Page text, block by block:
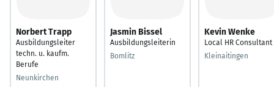
Norbert Trapp
Ausbildungsleiter
techn. u. kaufm.
Berufe
Neunkirchen
Jasmin Bissel
Ausbildungsleiterin
Bomlitz
Kevin Wenke
Local HR Consultant
Kleinaitingen